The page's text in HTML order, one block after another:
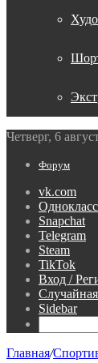
Четверг, 6
Форум
vk.com
Snapchat
Telegram
Steam
TikTok
Вход /
Случайная
Sidebar
Главная/